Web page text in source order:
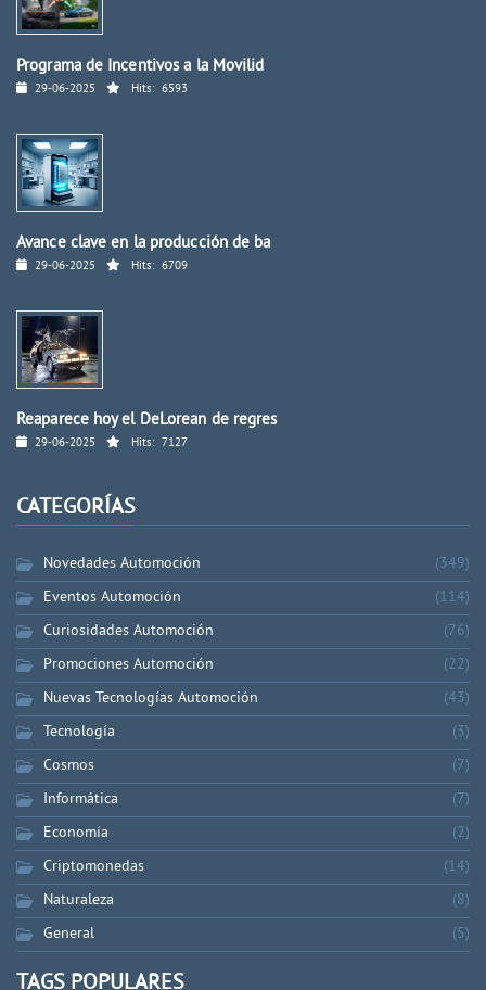
Programa de Incentivos a la Movilid
29-06-2025 Hits: 6593
Avance clave en la producción de ba
29-06-2025 Hits: 6709
Reaparece hoy el DeLorean de regres
29-06-2025 Hits: 7127
CATEGORÍAS
Novedades Automoción
(349)
Eventos Automoción
(114)
Curiosidades Automoción
(76)
Promociones Automoción
(22)
Nuevas Tecnologías Automoción
(43)
Tecnología
(3)
Cosmos
(7)
Informática
(7)
Economía
(2)
Criptomonedas
(14)
Naturaleza
(8)
General
(5)
TAGS POPULARES